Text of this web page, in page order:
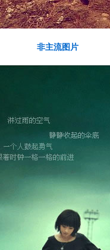
非主流图片